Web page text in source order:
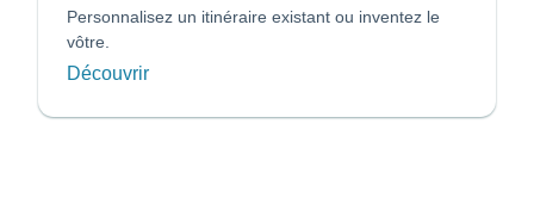
Personnalisez un itinéraire existant ou inventez le
vôtre.
Découvrir